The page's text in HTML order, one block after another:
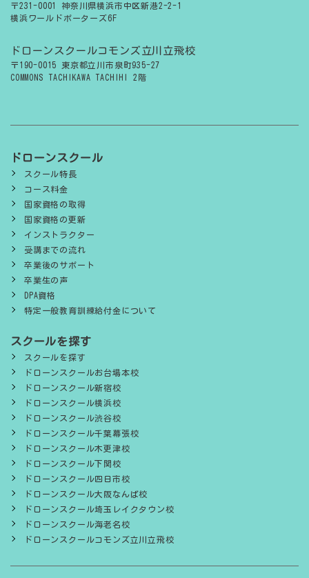
〒231-0001 神奈川県横浜市中区新港2-2-1
横浜ワールドポーターズ6F
ドローンスクールコモンズ立川立飛校
〒190-0015 東京都立川市泉町935-27
COMMONS TACHIKAWA TACHIHI 2階
ドローンスクール
スクール特長
コース料金
国家資格の取得
国家資格の更新
インストラクター
受講までの流れ
卒業後のサポート
卒業生の声
DPA資格
特定一般教育訓練給付金について
スクールを探す
スクールを探す
ドローンスクールお台場本校
ドローンスクール新宿校
ドローンスクール横浜校
ドローンスクール渋谷校
ドローンスクール千葉幕張校
ドローンスクール木更津校
ドローンスクール下関校
ドローンスクール四日市校
ドローンスクール大阪なんば校
ドローンスクール埼玉レイクタウン校
ドローンスクール海老名校
ドローンスクールコモンズ立川立飛校